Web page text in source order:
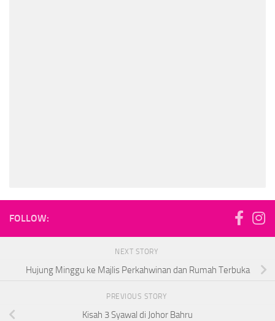
FOLLOW:
NEXT STORY
Hujung Minggu ke Majlis Perkahwinan dan Rumah Terbuka
PREVIOUS STORY
Kisah 3 Syawal di Johor Bahru